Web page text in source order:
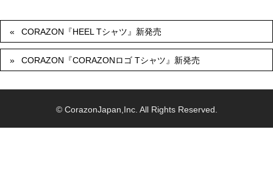
CORAZON『HEEL Tシャツ』新発売
CORAZON『CORAZONロゴ Tシャツ』新発売
© CorazonJapan,Inc. All Rights Reserved.